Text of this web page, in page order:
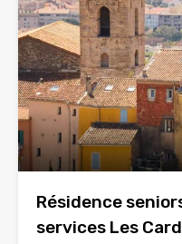
Résidence
services Les